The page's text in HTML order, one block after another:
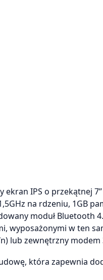
IPS o przekątnej
na rdzeniu, 1GB
moduł Bluetooth
wyposażonymi w ten
lub zewnętrzny modem
która zapewnia